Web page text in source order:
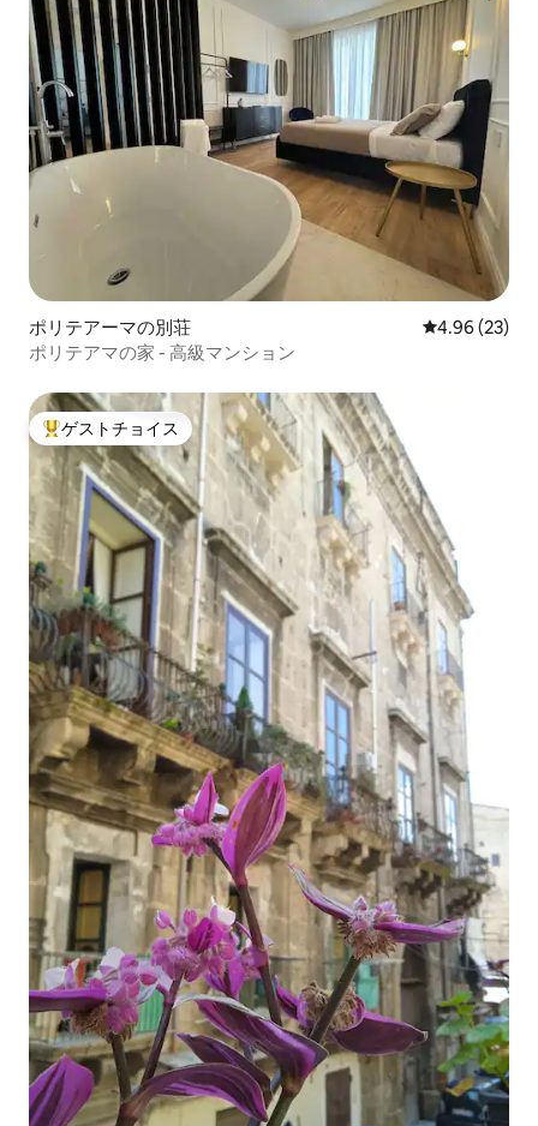
ポリテアーマの別荘 レビュー23
4.96 (23)
ポリテアマの家 - 高級マンション
大好評のゲストチョイスです。
ゲストチョイス